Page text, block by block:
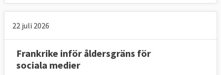
22 juli 2026
Frankrike inför åldersgräns för
sociala medier